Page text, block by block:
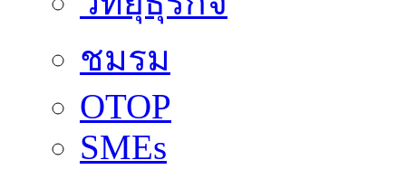
ชมรม
OTOP
SMEs